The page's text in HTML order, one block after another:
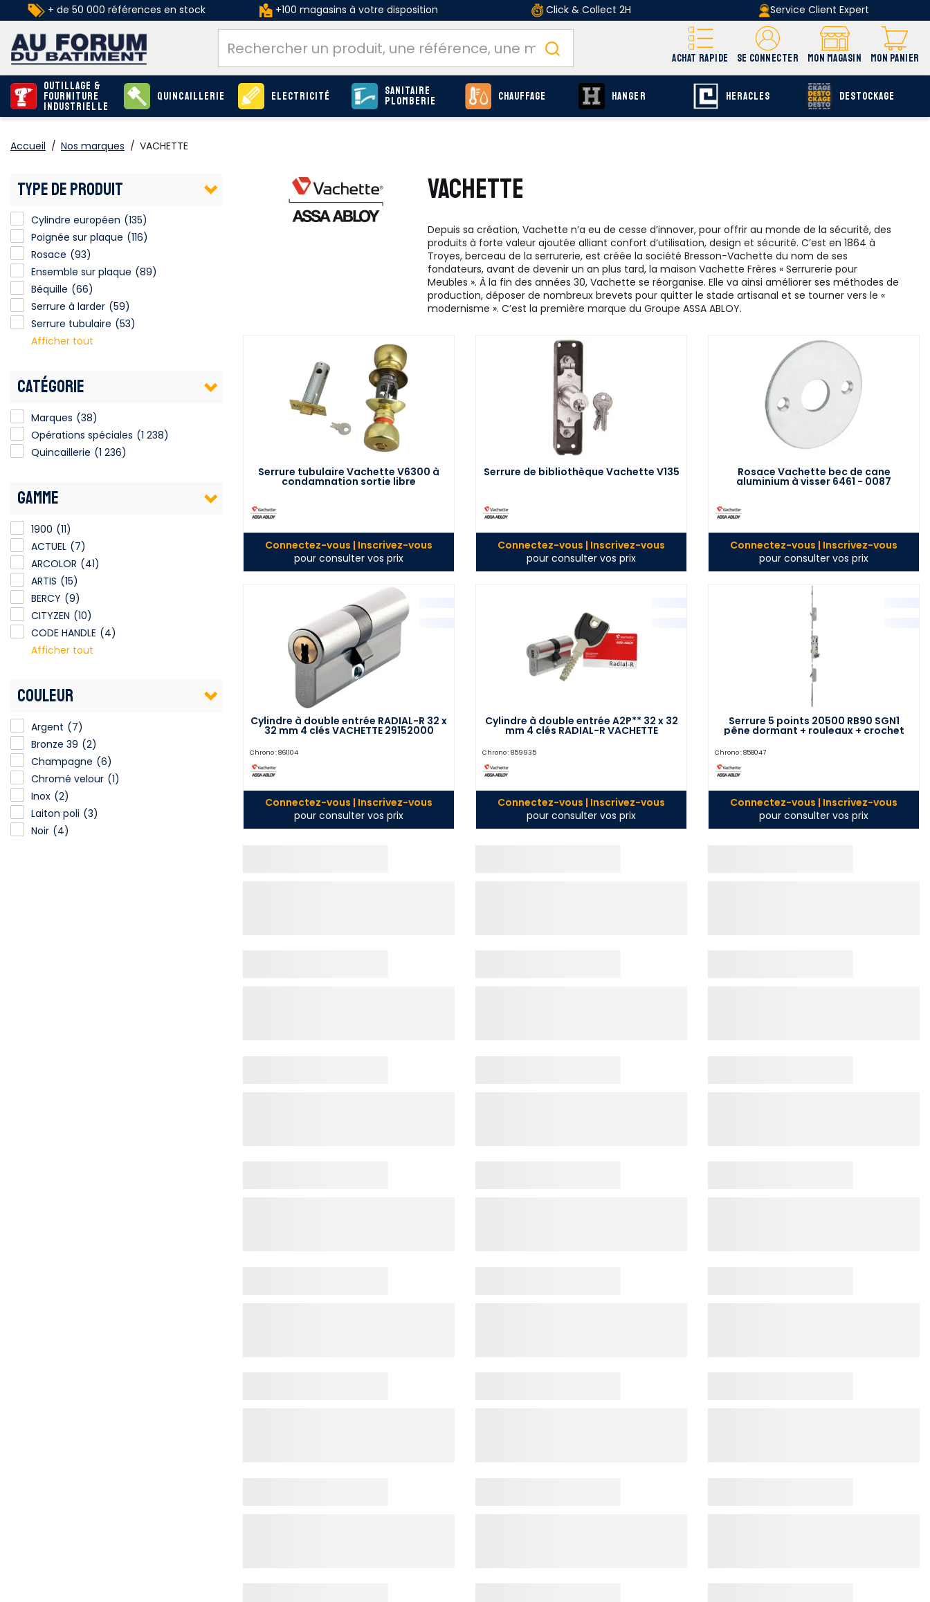
+ de 50 000 références en stock +100 magasins à votre disposition Click & Collect 2H Service Client Expert
ACHAT RAPIDE SE CONNECTER MON MAGASIN MON PANIER
Outillage &
Fourniture
industrielle
Quincaillerie Electricité Sanitaire
Plomberie Chauffage HANGER HERACLES DESTOCKAGE
Accueil / Nos marques / VACHETTE
TYPE DE PRODUIT
Cylindre européen (135)
Poignée sur plaque (116)
Rosace (93)
Ensemble sur plaque (89)
Béquille (66)
Serrure à larder (59)
Serrure tubulaire (53)
Afficher tout
CATÉGORIE
Marques (38)
Opérations spéciales (1 238)
Quincaillerie (1 236)
GAMME
1900 (11)
ACTUEL (7)
ARCOLOR (41)
ARTIS (15)
BERCY (9)
CITYZEN (10)
CODE HANDLE (4)
Afficher tout
COULEUR
Argent (7)
Bronze 39 (2)
Champagne (6)
Chromé velour (1)
Inox (2)
Laiton poli (3)
Noir (4)
VACHETTE
Depuis sa création, Vachette n’a eu de cesse d’innover, pour offrir au monde de la sécurité, des
produits à forte valeur ajoutée alliant confort d’utilisation, design et sécurité. C’est en 1864 à
Troyes, berceau de la serrurerie, est créée la société Bresson-Vachette du nom de ses
fondateurs, avant de devenir un an plus tard, la maison Vachette Frères « Serrurerie pour
Meubles ». À la fin des années 30, Vachette se réorganise. Elle va ainsi améliorer ses méthodes de
production, déposer de nombreux brevets pour quitter le stade artisanal et se tourner vers le «
modernisme ». C’est la première marque du Groupe ASSA ABLOY.
Serrure tubulaire Vachette V6300 à
condamnation sortie libre
Connectez-vous | Inscrivez-vous
pour consulter vos prix
Serrure de bibliothèque Vachette V135
Connectez-vous | Inscrivez-vous
pour consulter vos prix
Rosace Vachette bec de cane
aluminium à visser 6461 - 0087
Connectez-vous | Inscrivez-vous
pour consulter vos prix
Cylindre à double entrée RADIAL-R 32 x
32 mm 4 clés VACHETTE 29152000
Chrono :861104
Connectez-vous | Inscrivez-vous
pour consulter vos prix
Cylindre à double entrée A2P** 32 x 32
mm 4 clés RADIAL-R VACHETTE
Chrono :859935
Connectez-vous | Inscrivez-vous
pour consulter vos prix
Serrure 5 points 20500 RB90 SGN1
pêne dormant + rouleaux + crochet
Chrono :858047
Connectez-vous | Inscrivez-vous
pour consulter vos prix